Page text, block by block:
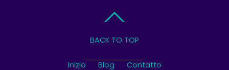
BACK TO TOP
Inizio Blog Contatto